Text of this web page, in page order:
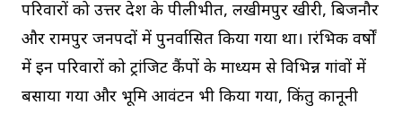
परिवारों को उत्तर प्रदेश के पीलीभीत, लखीमपुर खीरी, बिजनौर
और रामपुर जनपदों में पुनर्वासित किया गया था। प्रारंभिक वर्षों
में इन परिवारों को ट्रांजिट कैंपों के माध्यम से विभिन्न गांवों में
बसाया गया और भूमि आवंटन भी किया गया, किंतु कानूनी